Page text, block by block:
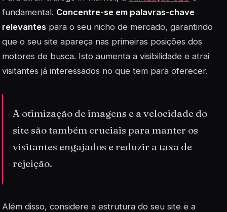
fundamental. Concentre-se em palavras-chave
relevantes para o seu nicho de mercado, garantindo
que o seu site apareça nas primeiras posições dos
motores de busca. Isto aumenta a visibilidade e atrai
visitantes já interessados no que tem para oferecer.
A otimização de imagens e a velocidade do
site são também cruciais para manter os
visitantes engajados e reduzir a taxa de
rejeição.
Além disso, considere a estrutura do seu site e a